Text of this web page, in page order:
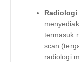
termasuk
scan
radiologi